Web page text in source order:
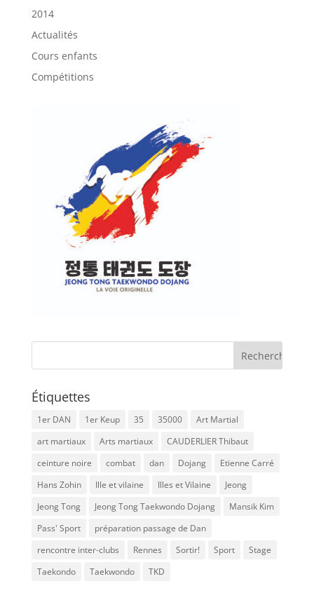
2014
Actualités
Cours enfants
Compétitions
Étiquettes
1er DAN 1er Keup 35 35000
Art Martial
art martiaux
Arts martiaux
CAUDERLIER Thibaut
ceinture noire
combat dan Dojang
Etienne Carré
Hans Zohin
Ille et vilaine Illes et Vilaine
Jeong
Jeong Tong
Jeong Tong Taekwondo Dojang
Mansik Kim
Pass' Sport
préparation passage de Dan
rencontre inter-clubs
Rennes Sortir! Sport
Stage
Taekondo
Taekwondo TKD